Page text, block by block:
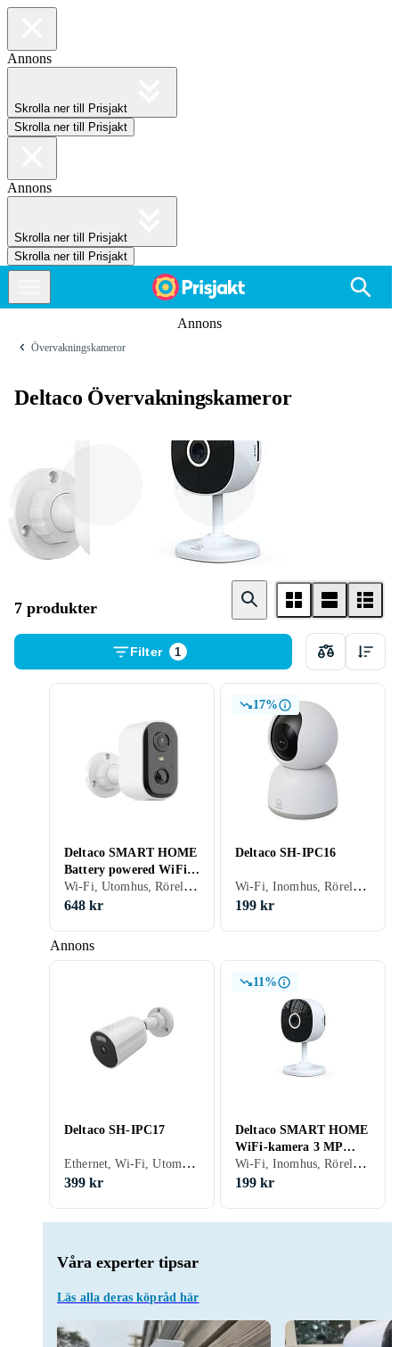
Annons
Skrolla ner till Prisjakt
Skrolla ner till Prisjakt
Annons
Skrolla ner till Prisjakt
Skrolla ner till Prisjakt
Annons
Övervakningskameror
Deltaco Övervakningskameror
Utomhus Inomhus
7 produkter
Filter 1
Annons
Våra experter tipsar
Läs alla deras köpråd här
Deltaco SMART HOME
Battery powered WiFi
camera outdoor use
IP66 3MP SH-IPC19
Wi-Fi, Utomhus, Rörelsedetektor, Mörkerseende (IR LED), Allvädersskydd (damm/fukttålig), Batteri
648 kr
17%
Deltaco SH-IPC16
Wi-Fi, Inomhus, Rörelsedetektor, Mörkerseende (IR LED), Inbyggd mikrofon
199 kr
Deltaco SH-IPC17
Ethernet, Wi-Fi, Utomhus, Inomhus, Rörelsedetektor, Mörkerseende (IR LED), Inbyggd mikrofon, Allvädersskydd (damm/fukttålig)
399 kr
11%
Deltaco SMART HOME
WiFi-kamera 3 MP
1903457
Wi-Fi, Inomhus, Rörelsedetektor, Mörkerseende (IR LED), Inbyggd mikrofon, Nätström
199 kr